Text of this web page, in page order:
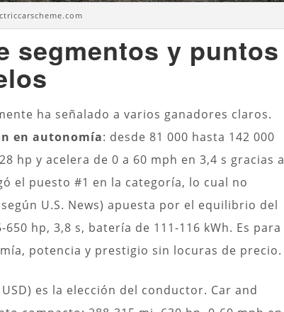
segmentos y puntos
ha señalado a varios ganadores claros.
en autonomía: desde 81 000 hasta 142 000
hp y acelera de 0 a 60 mph en 3,4 s gracias a
el puesto #1 en la categoría, lo cual no
U.S. News) apuesta por el equilibrio del
hp, 3,8 s, batería de 111-116 kWh. Es para
potencia y prestigio sin locuras de precio.
USD) es la elección del conductor. Car and